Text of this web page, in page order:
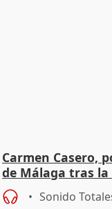
Carmen Casero,
de Málaga tras la
Sonido